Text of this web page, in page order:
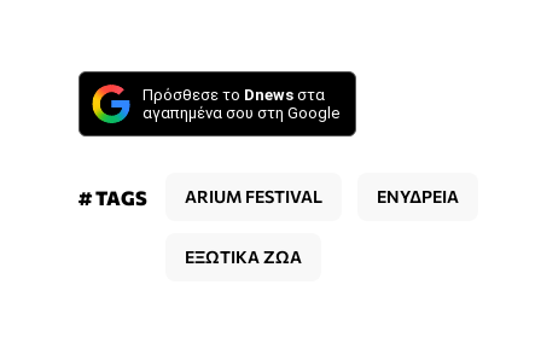
Πρόσθεσε το Dnews στα
αγαπημένα σου στη Google
# TAGS ARIUM FESTIVAL ΕΝΥΔΡΕΙΑ
ΕΞΩΤΙΚΑ ΖΩΑ